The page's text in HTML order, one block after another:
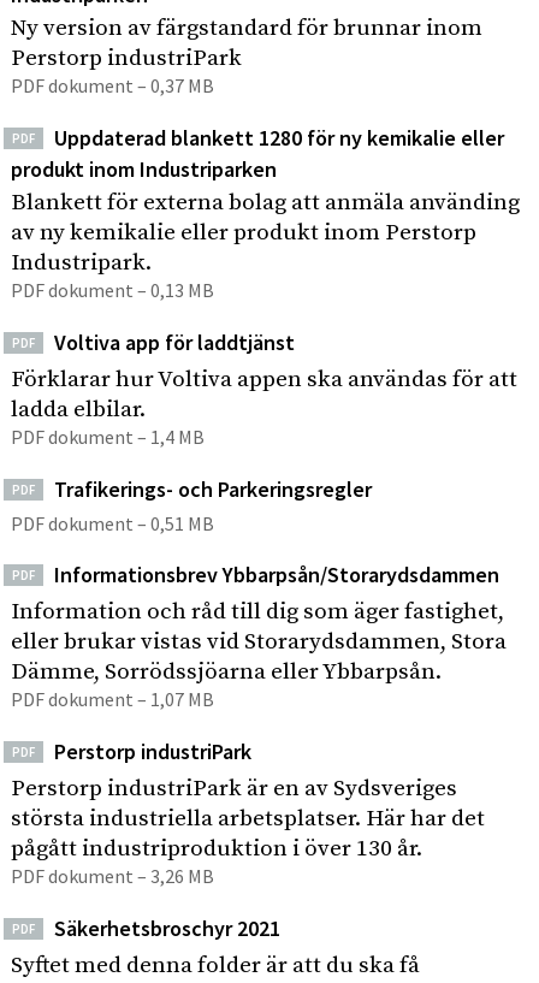
e
h
å
l
l
e
t
n
d
s
t
r
i
a
k
e
Ny version av färgstandard för brunnar inom
Perstorp industriPark
PDF dokument – 0,37 MB
PDF
Uppdaterad blankett 1280 för ny kemikalie eller
produkt inom Industriparken
Blankett för externa bolag att anmäla använding
av ny kemikalie eller produkt inom Perstorp
Industripark.
PDF dokument – 0,13 MB
PDF
Voltiva app för laddtjänst
Förklarar hur Voltiva appen ska användas för att
ladda elbilar.
PDF dokument – 1,4 MB
PDF Trafikerings- och Parkeringsregler
PDF dokument – 0,51 MB
PDF
Informationsbrev Ybbarpsån/Storarydsdammen
Information och råd till dig som äger fastighet,
eller brukar vistas vid Storarydsdammen, Stora
Dämme, Sorrödssjöarna eller Ybbarpsån.
PDF dokument – 1,07 MB
PDF
Perstorp industriPark
Perstorp industriPark är en av Sydsveriges
största industriella arbetsplatser. Här har det
pågått industriproduktion i över 130 år.
PDF dokument – 3,26 MB
PDF
Säkerhetsbroschyr 2021
Syftet med denna folder är att du ska få